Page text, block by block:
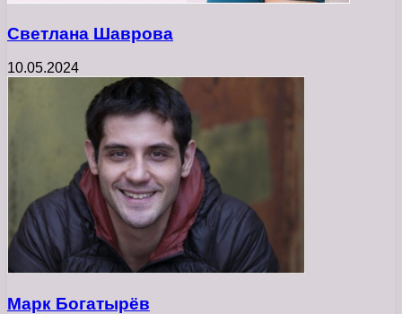
Светлана Шаврова
10.05.2024
Марк Богатырёв